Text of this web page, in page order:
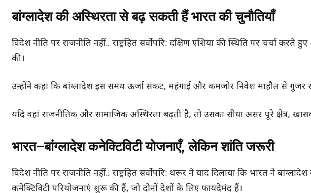
बांग्लादेश की अस्थिरता से बढ़ सकती हैं भारत की चुनौतियाँ
विदेश नीति पर राजनीति नहीं.. राष्ट्रहित सर्वोपरि: दक्षिण एशिया की स्थिति पर चर्चा
की।
उन्होंने कहा कि बांग्लादेश इस समय ऊर्जा संकट, महंगाई और कमजोर निवेश माहौल से गुजर
यदि वहां राजनीतिक और सामाजिक अस्थिरता बढ़ती है, तो उसका सीधा असर पूरे क्षेत्र,
भारत–बांग्लादेश कनेक्टिविटी योजनाएँ, लेकिन शांति जरूरी
विदेश नीति पर राजनीति नहीं.. राष्ट्रहित सर्वोपरि: थरूर ने याद दिलाया कि भारत ने
कनेक्टिविटी परियोजनाएं शुरू की हैं, जो दोनों देशों के लिए फायदेमंद हैं।